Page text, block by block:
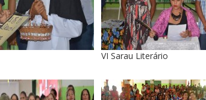
VI Sarau Literário